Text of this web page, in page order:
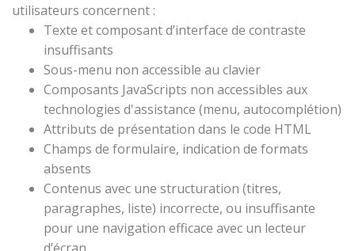
utilisateurs concernent :
Texte et composant d’interface de contraste
insuffisants
Sous-menu non accessible au clavier
Composants JavaScripts non accessibles aux
technologies d'assistance (menu, autocomplétion)
Attributs de présentation dans le code HTML
Champs de formulaire, indication de formats
absents
Contenus avec une structuration (titres,
paragraphes, liste) incorrecte, ou insuffisante
pour une navigation efficace avec un lecteur